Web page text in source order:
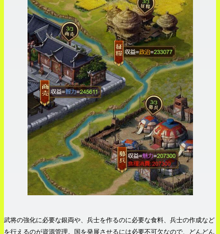
武将の強化に必要な銀両や、兵士を作るのに必要な食料、兵士の作成など
を行えるのが資源管理。国を発展させるには必要不可欠なので、どんどん